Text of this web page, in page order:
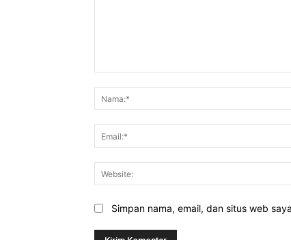
Simpan nama, email, dan situs web